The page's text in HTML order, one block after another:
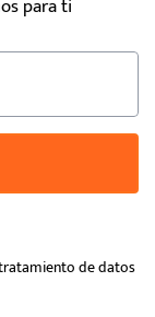
para ti
de datos